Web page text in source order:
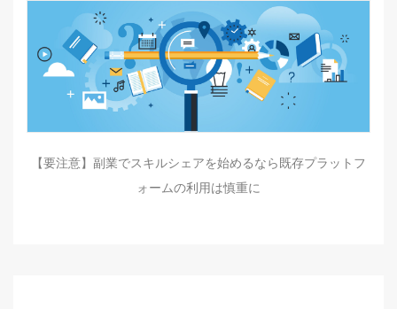
【要注意】副業でスキルシェアを始めるなら既存プラットフ
ォームの利用は慎重に